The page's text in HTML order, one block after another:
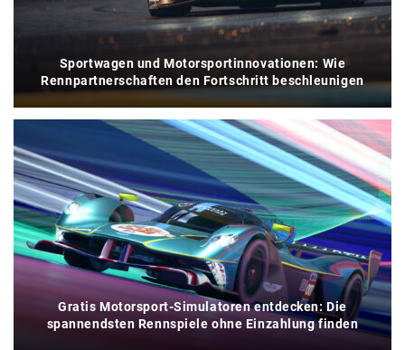
Sportwagen und Motorsportinnovationen: Wie
Rennpartnerschaften den Fortschritt beschleunigen
Gratis Motorsport-Simulatoren entdecken: Die
spannendsten Rennspiele ohne Einzahlung finden